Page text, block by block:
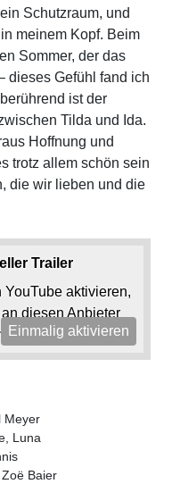
Schutzraum, und
meinem Kopf. Beim
Sommer, der das
dieses Gefühl fand ich
ist der
Tilda und Ida.
Hoffnung und
trotz allem schön sein
die wir lieben und die
Trailer
aktivieren,
diesen Anbieter
Einmalig aktivieren
Meyer
Luna
Baier